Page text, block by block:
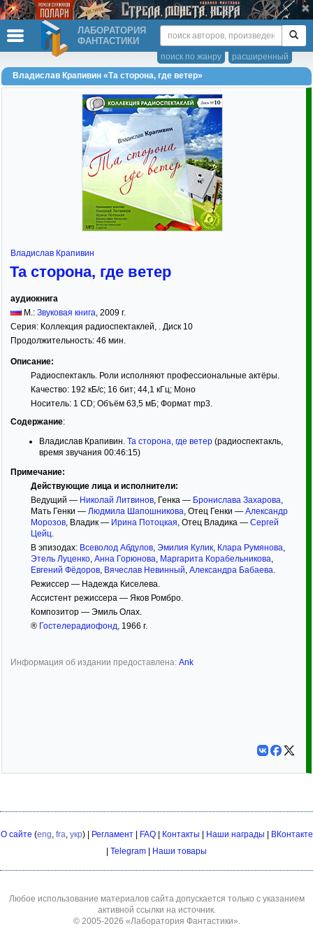
ЛАБОРАТОРИЯ
ФАНТАСТИКИ
расширенный
поиск по жанру
Владислав Крапивин «Та сторона, где ветер»
Владислав Крапивин
Та сторона, где ветер
аудиокнига
М.: Звуковая книга, 2009 г.
Серия: Коллекция радиоспектаклей, . Диск 10
Продолжительность: 46 мин.
Описание:
Радиоспектакль. Роли исполняют профессиональные актёры.
Качество: 192 кБ/с; 16 бит; 44,1 кГц; Моно
Носитель: 1 CD; Объём 63,5 мБ; Формат mp3.
Содержание:
Владислав Крапивин. Та сторона, где ветер (радиоспектакль,
время звучания 00:46:15)
Примечание:
Действующие лица и исполнители:
Ведущий — Николай Литвинов, Генка — Бронислава Захарова,
Мать Генки — Людмила Шапошникова, Отец Генки — Александр
Морозов, Владик — Ирина Потоцкая, Отец Владика — Сергей
Цейц.
В эпизодах: Всеволод Абдулов, Эмилия Кулик, Клара Румянова,
Этель Луценко, Анна Горюнова, Маргарита Корабельникова,
Евгений Фёдоров, Вячеслав Невинный, Александра Бабаева.
Режиссер — Надежда Киселева.
Ассистент режиссера — Яков Ромбро.
Композитор — Эмиль Олах.
® Гостелерадиофонд, 1966 г.
Информация об издании предоставлена: Ank
О сайте (eng, fra, укр) | Регламент| FAQ| Контакты Наши награды
ВКонтакте
Telegram Наши товары
Любое использование материалов сайта допускается только с указанием
активной ссылки на источник.
© 2005-2026 «Лаборатория Фантастики».